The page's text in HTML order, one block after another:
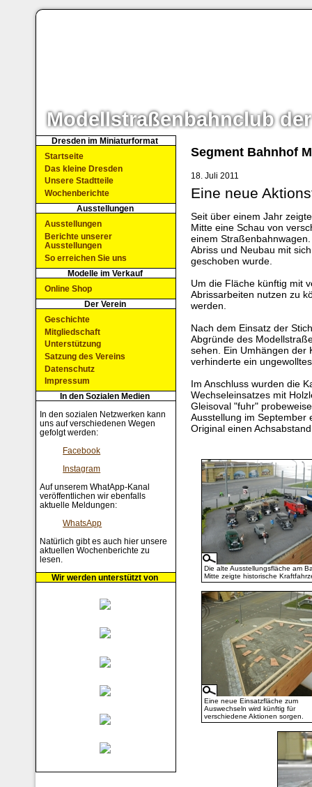
Modellstraßenbahnclub der
Segment Bahnhof
18. Juli 2011
Eine neue
Seit über einem Jahr
Mitte eine Schau von
einem
Abriss und Neubau mit
geschoben wurde.
Um die Fläche künftig mit
Abrissarbeiten nutzen zu
werden.
Nach dem Einsatz der
Abgründe des
sehen. Ein Umhängen der
verhinderte ein
Im Anschluss wurden die
Wechseleinsatzes mit
Gleisoval "fuhr"
Ausstellung im September
Original einen
Die alte Ausstellungsfläche am
Mitte zeigte historische
Eine neue Einsatzfläche zum
Auswechseln wird künftig für
verschiedene Aktionen sorgen.
Dresden im Miniaturformat
Startseite
Das kleine Dresden
Unsere Stadtteile
Wochenberichte
Ausstellungen
Ausstellungen
Berichte unserer
Ausstellungen
So erreichen Sie uns
Modelle im Verkauf
Online Shop
Der Verein
Geschichte
Mitgliedschaft
Unterstützung
Satzung des Vereins
Datenschutz
Impressum
In den Sozialen Medien
In den sozialen Netzwerken kann
uns auf verschiedenen Wegen
gefolgt werden:
Facebook
Instagram
Auf unserem WhatApp-Kanal
veröffentlichen wir ebenfalls
aktuelle Meldungen:
WhatsApp
Natürlich gibt es auch hier unsere
aktuellen Wochenberichte zu
lesen.
Wir werden unterstützt von